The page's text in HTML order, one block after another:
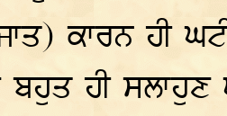
ਕਾਰਨ ਹੀ
ਹੀ